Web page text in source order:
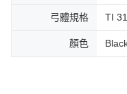
弓體規格 TI
顏色